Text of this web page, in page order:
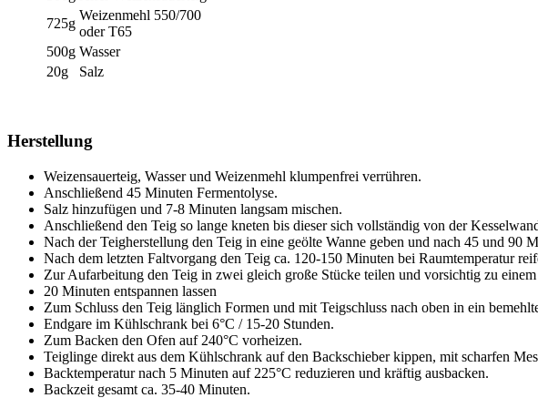
725g
Weizenmehl 550/700
oder T65
500g Wasser
20g
Salz
Herstellung
Weizensauerteig, Wasser und Weizenmehl klumpenfrei verrühren.
Anschließend 45 Minuten Fermentolyse.
Salz hinzufügen und 7-8 Minuten langsam mischen.
Anschließend den Teig so lange kneten bis dieser sich vollständig von der
Nach der Teigherstellung den Teig in eine geölte Wanne geben und nach 45 und 90
Nach dem letzten Faltvorgang den Teig ca. 120-150 Minuten bei Raumtemperatur
Zur Aufarbeitung den Teig in zwei gleich große Stücke teilen und vorsichtig zu
20 Minuten entspannen lassen
Zum Schluss den Teig länglich Formen und mit Teigschluss nach oben in ein
Endgare im Kühlschrank bei 6°C / 15-20 Stunden.
Zum Backen den Ofen auf 240°C vorheizen.
Teiglinge direkt aus dem Kühlschrank auf den Backschieber kippen, mit scharfen
Backtemperatur nach 5 Minuten auf 225°C reduzieren und kräftig ausbacken.
Backzeit gesamt ca. 35-40 Minuten.